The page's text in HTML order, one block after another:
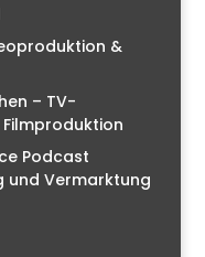
&
– TV-
Podcast
und Vermarktung